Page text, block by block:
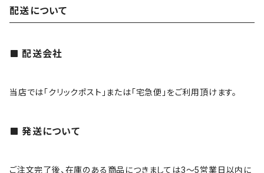
配送について
配送会社
当店では「クリックポスト」または「宅急便」をご利用頂けます。
発送について
ご注文完了後、在庫のある商品につきましては3～5営業日以内に